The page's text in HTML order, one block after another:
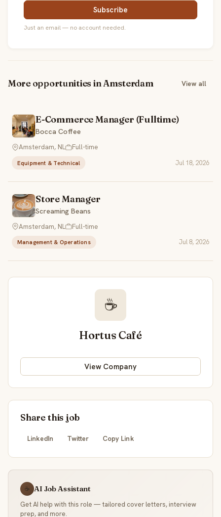
Subscribe
Just an email — no account needed.
More opportunities in Amsterdam View all
E-Commerce Manager (Fulltime)
Bocca Coffee
Amsterdam, NL
Full-time
Equipment & Technical Jul 18, 2026
Store Manager
Screaming Beans
Amsterdam, NL
Full-time
Management & Operations Jul 8, 2026
☕
Hortus Café
View Company
Share this job
LinkedIn Twitter Copy Link
☕ AI Job Assistant
Get AI help with this role — tailored cover letters, interview
prep, and more.